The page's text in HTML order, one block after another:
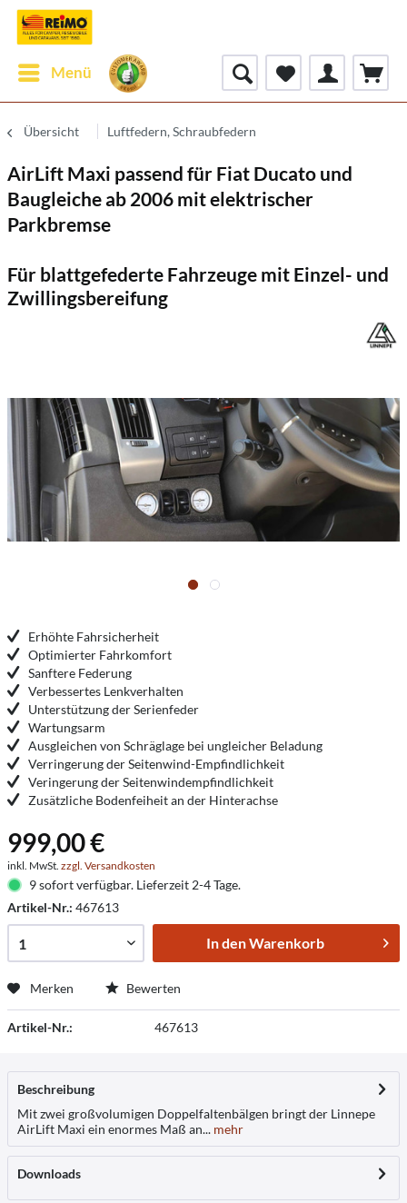
Menü
Übersicht Luftfedern, Schraubfedern
AirLift Maxi passend für Fiat Ducato und
Baugleiche ab 2006 mit elektrischer
Parkbremse
Für blattgefederte Fahrzeuge mit Einzel- und
Zwillingsbereifung
Erhöhte Fahrsicherheit
Optimierter Fahrkomfort
Sanftere Federung
Verbessertes Lenkverhalten
Unterstützung der Serienfeder
Wartungsarm
Ausgleichen von Schräglage bei ungleicher Beladung
Verringerung der Seitenwind-Empfindlichkeit
Veringerung der Seitenwindempfindlichkeit
Zusätzliche Bodenfeiheit an der Hinterachse
999,00 €
inkl. MwSt. zzgl. Versandkosten
9 sofort verfügbar. Lieferzeit 2-4 Tage.
Artikel-Nr.: 467613
In denWarenkorb
Merken Bewerten
Artikel-Nr.: 467613
Beschreibung
Mit zwei großvolumigen Doppelfaltenbälgen bringt der Linnepe
AirLift Maxi ein enormes Maß an... mehr
Downloads